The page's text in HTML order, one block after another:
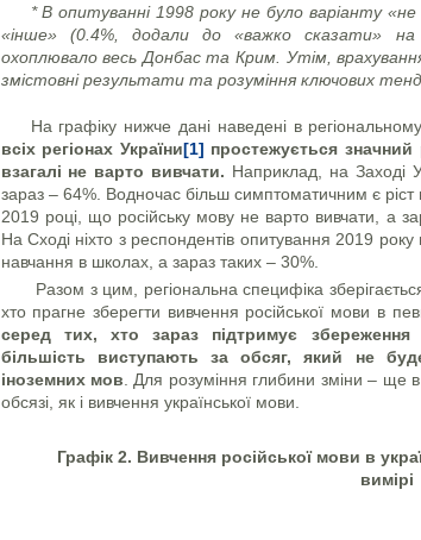
* В опитуванні 1998 року не було варіанту
«інше» (0.4%, додали до «важко сказати»
охоплювало весь Донбас та Крим. Утім,
змістовні результати та розуміння ключових
На графіку нижче дані наведені в
всіх регіонах України[1] простежується
взагалі не варто вивчати. Наприклад, на Заході
зараз – 64%. Водночас більш симптоматичним є ріст
2019 році, що російську мову не варто вивчати, а
На Сході ніхто з респондентів опитування 2019
навчання в школах, а зараз таких – 30%.
Разом з цим, регіональна специфіка
хто прагне зберегти вивчення російської мови в
серед тих, хто зараз підтримує
більшість виступають за обсяг, який не
іноземних мов . Для розуміння глибини зміни – ще
обсязі, як і вивчення української мови.
Графік 2. Вивчення російської мови в
вимірі